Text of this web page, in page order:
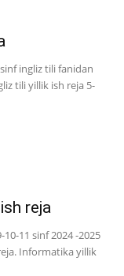
ingliz tili fanidan
tili yillik ish reja 5-
reja
11 sinf 2024 -2025
Informatika yillik